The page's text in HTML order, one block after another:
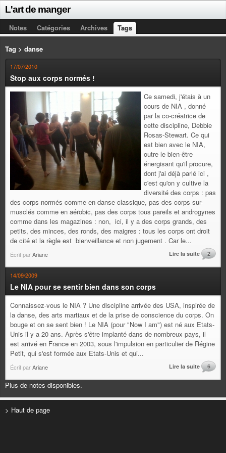
L'art de manger
Notes Catégories Archives Tags
Tag > danse
17/07/2010
Stop aux corps normés !
Ce samedi, j'étais à un
cours de NIA , donné
par la co-créatrice de
cette discipline, Debbie
Rosas-Stewart. Ce qui
est bien avec le NIA,
outre le bien-être
énergisant qu'il procure,
dont j'ai déjà parlé ici ,
c'est qu'on y cultive la
diversité des corps : pas
des corps normés comme en danse classique, pas des corps sur-
musclés comme en aérobic, pas des corps tous pareils et androgynes
comme dans les magazines : non, ici, il y a des corps grands, des
petits, des minces, des ronds, des maigres : tous les corps ont droit
de cité et la règle est bienveillance et non jugement . Car le...
Écrit parAriane Lire la suite 2
14/09/2009
Le NIA pour se sentir bien dans son corps
Connaissez-vous le NIA ? Une discipline arrivée des USA, inspirée de
la danse, des arts martiaux et de la prise de conscience du corps. On
bouge et on se sent bien ! Le NIA (pour "Now I am") est né aux Etats-
Unis il y a 20 ans. Après s'être implanté dans de nombreux pays, il
est arrivé en France en 2003, sous l'impulsion en particulier de Régine
Petit, qui s'est formée aux Etats-Unis et qui...
Écrit parAriane Lire la suite 6
Plus de notes disponibles.
> Haut de page